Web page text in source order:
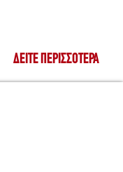
ΔΕΊΤΕ ΠΕΡΙΣΣΌΤΕΡΑ